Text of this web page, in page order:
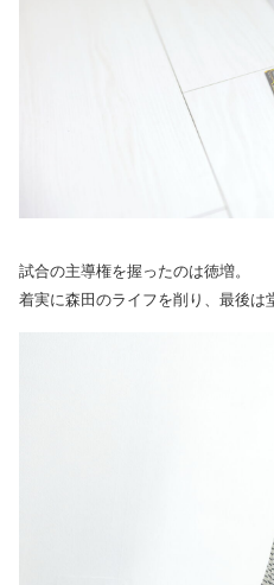
試合の主導権を握ったのは徳増。
着実に森田のライフを削り、最後は